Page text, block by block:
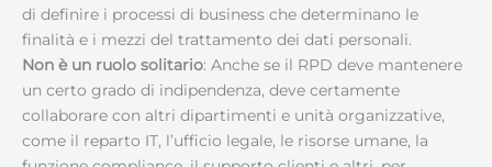
di definire i processi di business che determinano le
finalità e i mezzi del trattamento dei dati personali.
Non è un ruolo solitario: Anche se il RPD deve mantenere
un certo grado di indipendenza, deve certamente
collaborare con altri dipartimenti e unità organizzative,
come il reparto IT, l’ufficio legale, le risorse umane, la